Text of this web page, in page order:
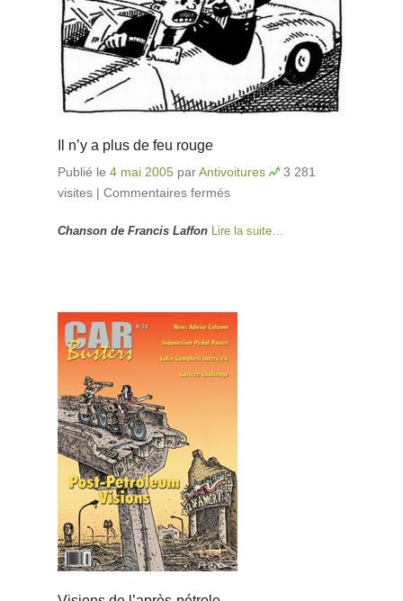
Il n’y a plus de feu rouge
Publié le 4 mai 2005 parAntivoitures
3 281
visites | Commentaires fermés
Chanson de Francis Laffon Lire la suite…